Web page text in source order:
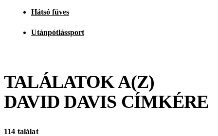
Hátsó füves
Utánpótlássport
TALÁLATOK A(Z)
DAVID DAVIS CÍMKÉRE
114 találat